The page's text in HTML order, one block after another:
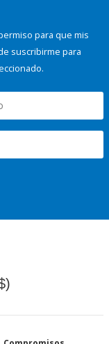
para que mis
suscribirme para